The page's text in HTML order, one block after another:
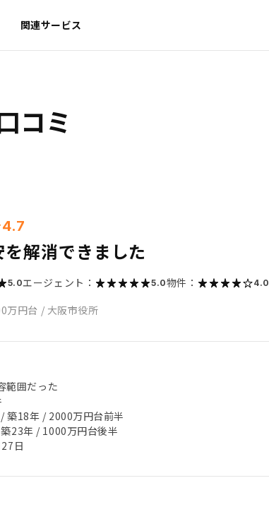
関連サービス
コミ
4.7
解消できました
5.0エージェント： 5.0物件： 4.0
万円台 / 大阪市役所
範囲だった
築18年 / 2000万円台前半
23年 / 1000万円台後半
日